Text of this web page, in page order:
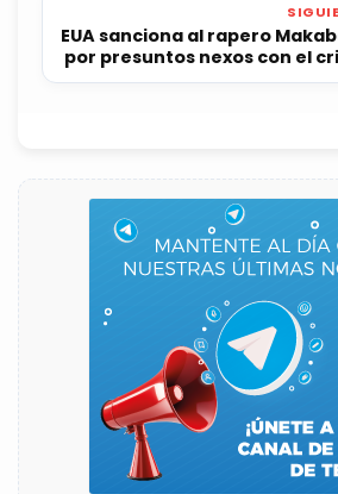
EUA sanciona al rapero
por presuntos nexos con el